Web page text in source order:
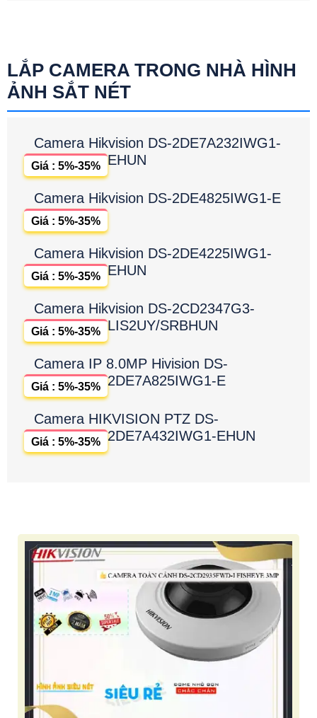
LẮP CAMERA TRONG NHÀ HÌNH
ẢNH SẮT NÉT
Camera Hikvision DS-2DE7A232IWG1-
EHUN
Giá : 5%-35%
Camera Hikvision DS-2DE4825IWG1-E
Giá : 5%-35%
Camera Hikvision DS-2DE4225IWG1-
EHUN
Giá : 5%-35%
Camera Hikvision DS-2CD2347G3-
LIS2UY/SRBHUN
Giá : 5%-35%
Camera IP 8.0MP Hivision DS-
2DE7A825IWG1-E
Giá : 5%-35%
Camera HIKVISION PTZ DS-
2DE7A432IWG1-EHUN
Giá : 5%-35%